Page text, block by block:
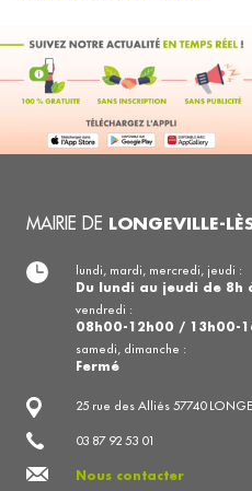
MAIRIE DE LONGEVILLE-
25 rue des Alliés 57740
03 87 92 53 01
Nous contacter
lundi, mardi, mercredi, jeudi :
Du lundi au jeudi de 8h
vendredi :
08h00-12h00 / 13h00-
samedi, dimanche :
Fermé